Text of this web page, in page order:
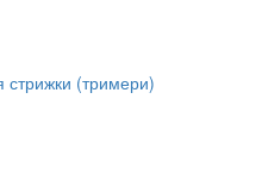
(тримери)